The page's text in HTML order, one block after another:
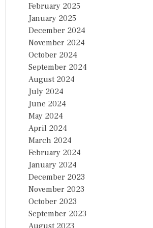
February 2025
January 2025
December 2024
November 2024
October 2024
September 2024
August 2024
July 2024
June 2024
May 2024
April 2024
March 2024
February 2024
January 2024
December 2023
November 2023
October 2023
September 2023
August 2023